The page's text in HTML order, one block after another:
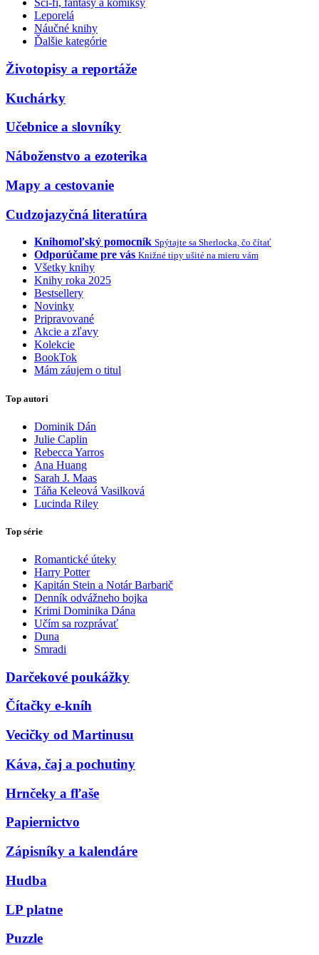
Sci-fi, fantasy a komiksy
Leporelá
Náučné knihy
Ďalšie kategórie
Životopisy a reportáže
Kuchárky
Učebnice a slovníky
Náboženstvo a ezoterika
Mapy a cestovanie
Cudzojazyčná literatúra
Knihomoľský pomocník Spýtajte sa Sherlocka, čo čítať
Odporúčame pre vás Knižné tipy ušité na mieru vám
Všetky knihy
Knihy roka 2025
Bestsellery
Novinky
Pripravované
Akcie a zľavy
Kolekcie
BookTok
Mám záujem o titul
Top autori
Dominik Dán
Julie Caplin
Rebecca Yarros
Ana Huang
Sarah J. Maas
Táňa Keleová Vasilková
Lucinda Riley
Top série
Romantické úteky
Harry Potter
Kapitán Stein a Notár Barbarič
Denník odvážneho bojka
Krimi Dominika Dána
Učím sa rozprávať
Duna
Smradi
Darčekové poukážky
Čítačky e-kníh
Vecičky od Martinusu
Káva, čaj a pochutiny
Hrnčeky a fľaše
Papiernictvo
Zápisníky a kalendáre
Hudba
LP platne
Puzzle